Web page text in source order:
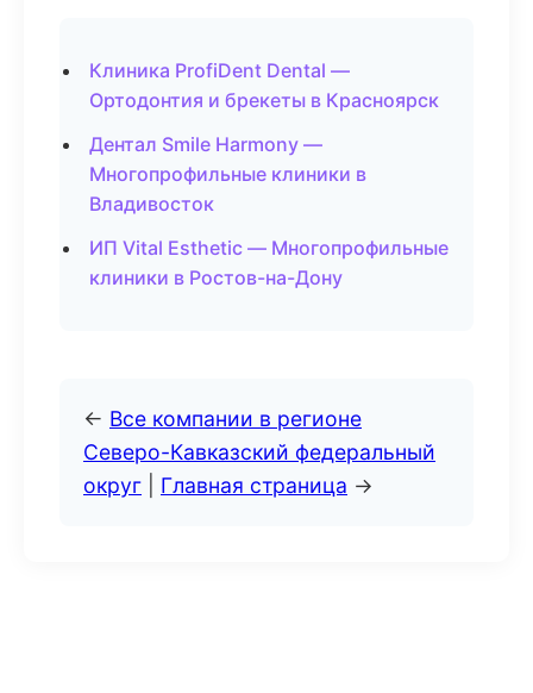
Клиника ProfiDent Dental —
Ортодонтия и брекеты в Красноярск
Дентал Smile Harmony —
Многопрофильные клиники в
Владивосток
ИП Vital Esthetic — Многопрофильные
клиники в Ростов-на-Дону
← Все компании в регионе
Северо-Кавказский федеральный
округ
Главная страница →